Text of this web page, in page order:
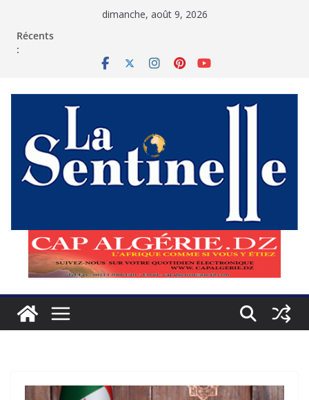
dimanche, août 9, 2026
Récents
: